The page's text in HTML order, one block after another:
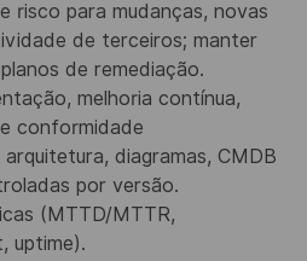
risco para mudanças, novas
de terceiros; manter
de remediação.
melhoria contínua,
conformidade
diagramas, CMDB
por versão.
(MTTD/MTTR,
uptime).